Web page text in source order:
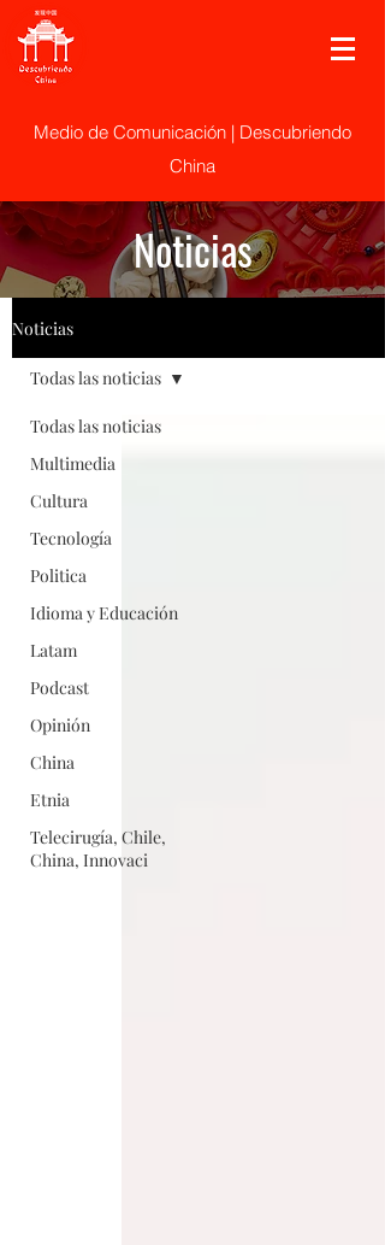
Medio de Comunicación | Descubriendo
China
Noticias
Noticias
Todas las noticias
Multimedia
Cultura
Tecnología
Politica
Idioma y Educación
Latam
Podcast
Opinión
China
Etnia
Telecirugía, Chile,
China, Innovaci
Todas las noticias